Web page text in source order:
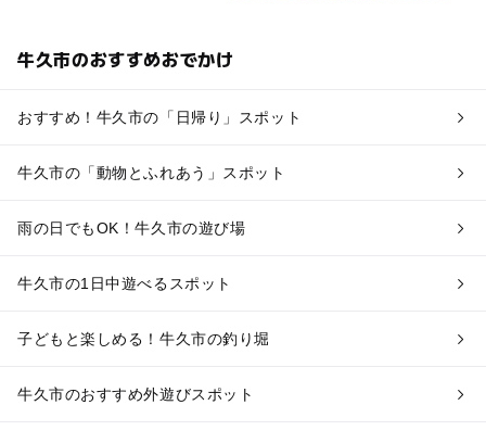
牛久市のおすすめおでかけ
おすすめ！牛久市の「日帰り」スポット
牛久市の「動物とふれあう」スポット
雨の日でもOK！牛久市の遊び場
牛久市の1日中遊べるスポット
子どもと楽しめる！牛久市の釣り堀
牛久市のおすすめ外遊びスポット